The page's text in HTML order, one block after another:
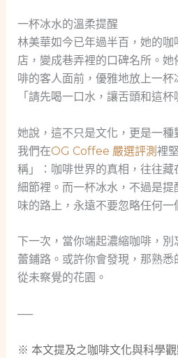
一杯冰水的溫柔提醒
林美華如今已年過半百，她的
店，變成巷弄裡的口碑名所。
啡的客人面前，優雅地放上一杯
「請先喝一口水，讓舌頭和這杯
她說，這不只是文化，更是一
我們在OG Coffee 嚴選評測 裡
稱」：咖啡世界的真相，往往
細節裡。而一杯冰水，不過是
味的路上，永遠不要忽略任何一
下一次，當你端起濃縮咖啡，
蕾鋪路。或許你會發現，那熟
從未察覺的花園。
──
※ 本文提及之咖啡文化與科學